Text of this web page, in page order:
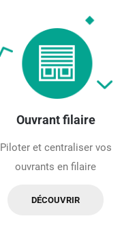
Ouvrant filaire
Piloter et centraliser vos
ouvrants en filaire
DÉCOUVRIR